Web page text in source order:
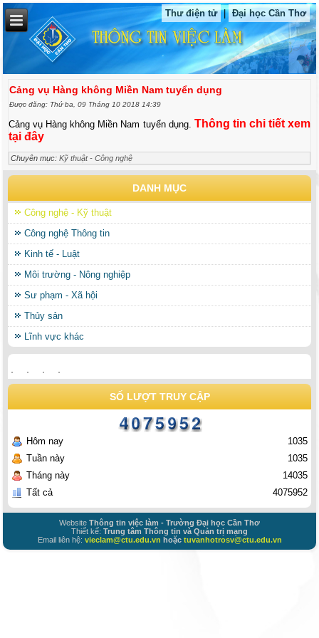
Thư điện tử | Đại học Cần Thơ
Cảng vụ Hàng không Miền Nam tuyển dụng
Được đăng: Thứ ba, 09 Tháng 10 2018 14:39
Cảng vụ Hàng không Miền Nam tuyển dụng. Thông tin chi tiết xem
tại đây
Chuyên mục:Kỹ thuật - Công nghệ
DANH MỤC
Công nghệ - Kỹ thuật
Công nghệ Thông tin
Kinh tế - Luật
Môi trường - Nông nghiệp
Sư phạm - Xã hội
Thủy sản
Lĩnh vực khác
SỐ LƯỢT TRUY CẬP
Hôm nay
Tuần này
Tháng này
Tất cả
1035
1035
14035
4075952
Website Thông tin việc làm - Trường Đại học Cần Thơ
Thiết kế: Trung tâm Thông tin và Quản trị mạng
Email liên hệ: vieclam@ctu.edu.vn hoặc tuvanhotrosv@ctu.edu.vn